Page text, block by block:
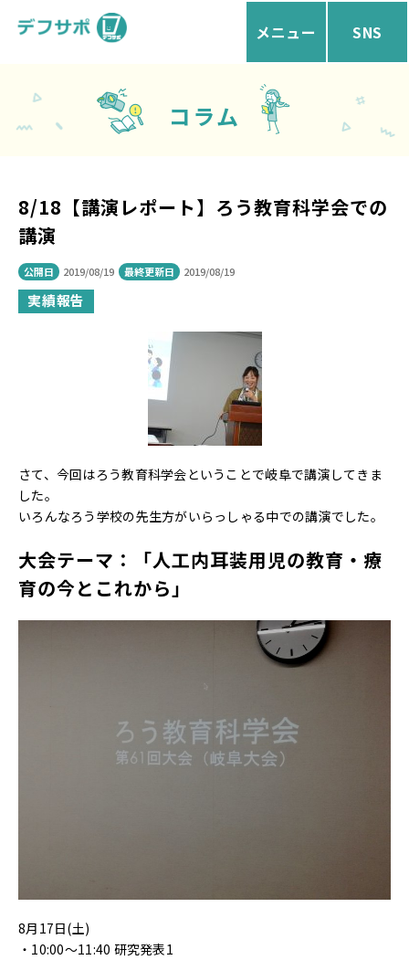
メニュー SNS
コラム
8/18【講演レポート】ろう教育科学会での
講演
公開日 2019/08/19 最終更新日 2019/08/19
実績報告
さて、今回はろう教育科学会ということで岐阜で講演してきま
した。
いろんなろう学校の先生方がいらっしゃる中での講演でした。
大会テーマ：「人工内耳装用児の教育・療
育の今とこれから」
8月17日(土)
・10:00～11:40 研究発表1